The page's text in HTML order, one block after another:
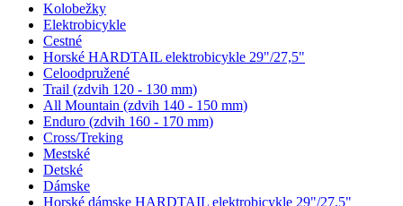
Kolobežky
Elektrobicykle
Cestné
Horské HARDTAIL elektrobicykle 29"/27,5"
Celoodpružené
Trail (zdvih 120 - 130 mm)
All Mountain (zdvih 140 - 150 mm)
Enduro (zdvih 160 - 170 mm)
Cross/Treking
Mestské
Detské
Dámske
Horské dámske HARDTAIL elektrobicykle 29"/27,5"